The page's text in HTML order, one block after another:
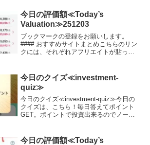
今日の評価額≪Today’s
Valuation≫251203
ブックマークの登録をお願いします。
#### おすすめサイトまとめこちらのリン
クには、それぞれアフリエイトが貼って
心者でビンボーリーマンの私が、お小遣
いUPのためにNIS...
今日のクイズ≪investment-
quiz≫
今日のクイズ≪investment-quiz≫今日の
クイズは、こちら！毎日答えてポイント
GET。ポイントで投資出来るのでノーリ
可能！Play to Earn型クイズ...
今日の評価額≪Today’s